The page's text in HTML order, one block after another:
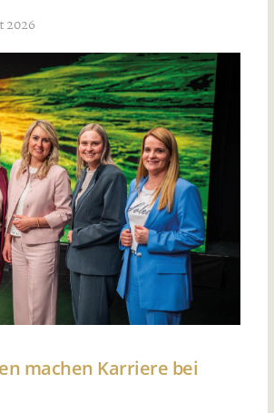
2026
machen Karriere bei